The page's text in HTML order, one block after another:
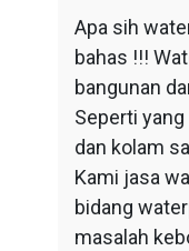
Apa sih
bahas !!!
bangunan
Seperti
dan kolam
Kami jasa
bidang
masalah